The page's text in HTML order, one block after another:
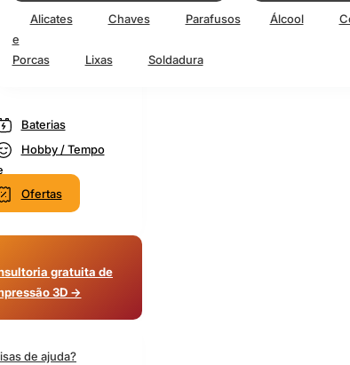
Alicates Chaves
Parafusos
e
Porcas
Lixas Soldadura
Álcool
Baterias
Hobby / Tempo
Ofertas
gratuita de
3D →
de ajuda?